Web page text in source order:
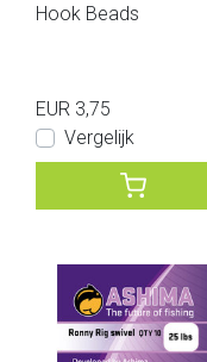
Hook Beads
EUR 3,75
Vergelijk